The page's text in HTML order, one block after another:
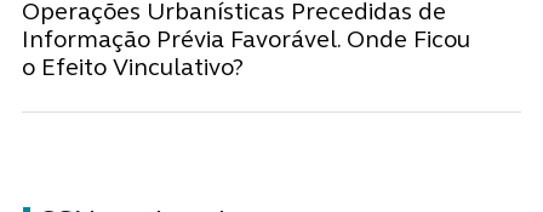
Operações Urbanísticas Precedidas de
Informação Prévia Favorável. Onde Ficou
o Efeito Vinculativo?